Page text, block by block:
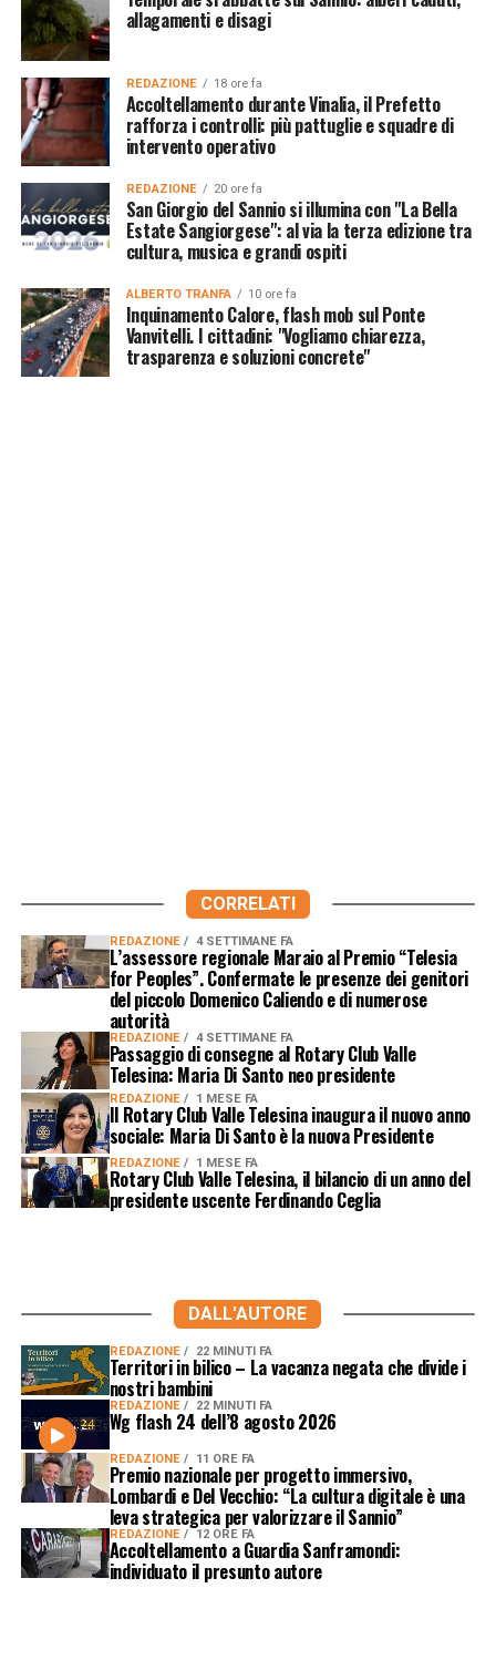
allagamenti e disagi
REDAZIONE 18 ore fa
Accoltellamento durante Vinalia, il Prefetto
rafforza i controlli: più pattuglie e squadre di
intervento operativo
REDAZIONE 20 ore fa
San Giorgio del Sannio si illumina con "La Bella
Estate Sangiorgese": al via la terza edizione tra
cultura, musica e grandi ospiti
ALBERTO TRANFA 10 ore fa
Inquinamento Calore, flash mob sul Ponte
Vanvitelli. I cittadini: "Vogliamo chiarezza,
trasparenza e soluzioni concrete"
CORRELATI
REDAZIONE 4 SETTIMANE FA
L’assessore regionale Maraio al Premio “Telesia
for Peoples”. Confermate le presenze dei genitori
del piccolo Domenico Caliendo e di numerose
autorità
REDAZIONE 4 SETTIMANE FA
Passaggio di consegne al Rotary Club Valle
Telesina: Maria Di Santo neo presidente
REDAZIONE 1 MESE FA
Il Rotary Club Valle Telesina inaugura il nuovo anno
sociale: Maria Di Santo è la nuova Presidente
REDAZIONE 1 MESE FA
Rotary Club Valle Telesina, il bilancio di un anno del
presidente uscente Ferdinando Ceglia
DALL'AUTORE
REDAZIONE 22 MINUTI FA
Territori in bilico – La vacanza negata che divide i
nostri bambini
REDAZIONE 22 MINUTI FA
Wg flash 24 dell’8 agosto 2026
REDAZIONE 11 ORE FA
Premio nazionale per progetto immersivo,
Lombardi e Del Vecchio: “La cultura digitale è una
leva strategica per valorizzare il Sannio”
REDAZIONE 12 ORE FA
Accoltellamento a Guardia Sanframondi:
individuato il presunto autore